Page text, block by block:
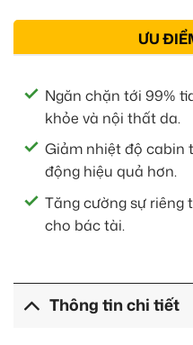
ƯU
Ngăn chặn tới 99%
khỏe và nội thất da.
Giảm nhiệt độ cabin
động hiệu quả hơn.
Tăng cường sự riêng
cho bác tài.
Thông tin chi tiết